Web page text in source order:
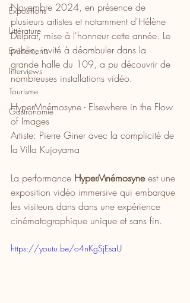
Expositions
Littérature
Evénements
Interviews
Tourisme
Gastronomie
Novembre 2024, en présence de
plusieurs artistes et notamment d'Hélène
Delprat, mise à l'honneur cette année. Le
public, invité à déambuler dans la
grande halle du 109, a pu découvrir de
nombreuses installations vidéo.
HyperMnémosyne - Elsewhere in the Flow
of Images
Artiste: Pierre Giner avec la complicité de
la Villa Kujoyama
La performance HyperMnémosyne est une
exposition vidéo immersive qui embarque
les visiteurs dans dans une expérience
cinématographique unique et sans fin.
https://youtu.be/o4nKgSjEsaU